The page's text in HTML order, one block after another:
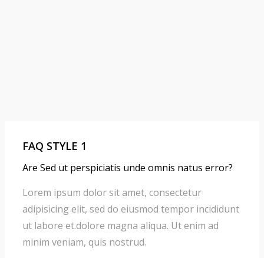
FAQ STYLE 1
Are Sed ut perspiciatis unde omnis natus error?
Lorem ipsum dolor sit amet, consectetur
adipisicing elit, sed do eiusmod tempor incididunt
ut labore et.dolore magna aliqua. Ut enim ad
minim veniam, quis nostrud.